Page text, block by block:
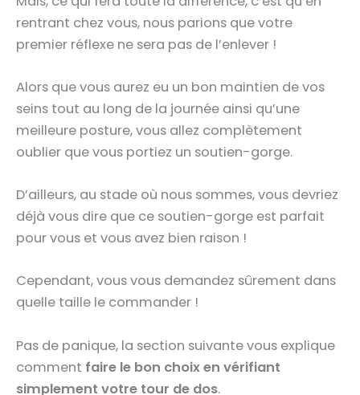
rentrant chez vous, nous parions que votre
premier réflexe ne sera pas de l’enlever !
Alors que vous aurez eu un bon maintien de vos
seins tout au long de la journée ainsi qu’une
meilleure posture, vous allez complètement
oublier que vous portiez un soutien-gorge.
D’ailleurs, au stade où nous sommes, vous devriez
déjà vous dire que ce soutien-gorge est parfait
pour vous et vous avez bien raison !
Cependant, vous vous demandez sûrement dans
quelle taille le commander !
Pas de panique, la section suivante vous explique
comment faire le bon choix en vérifiant
simplement votre tour de dos.